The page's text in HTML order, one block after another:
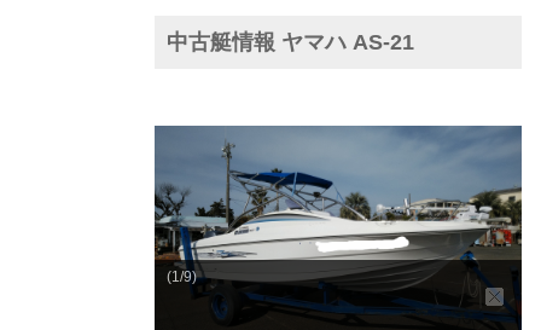
中古艇情報 ヤマハ AS-21
(1/9)